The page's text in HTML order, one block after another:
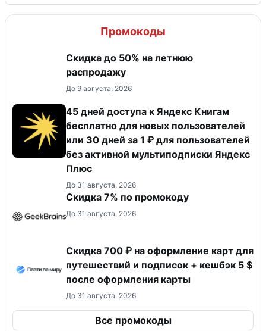
Промокоды
Скидка до 50% на летнюю
распродажу
До 9 августа, 2026
45 дней доступа к Яндекс Книгам
бесплатно для новых пользователей
или 30 дней за 1 ₽ для пользователей
без активной мультиподписки Яндекс
Плюс
До 31 августа, 2026
Скидка 7% по промокоду
До 31 августа, 2026
Скидка 700 ₽ на оформление карт для
путешествий и подписок + кешбэк 5 $
после оформления карты
До 31 августа, 2026
Все промокоды